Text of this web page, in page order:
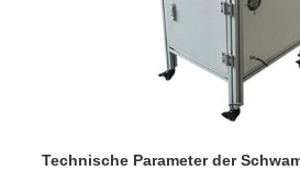
Technische Parameter der